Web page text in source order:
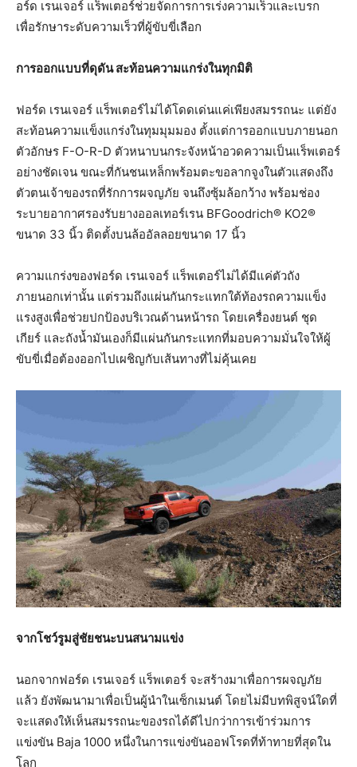
อร์ด เรนเจอร์ แร็พเตอร์ช่วยจัดการการเร่งความเร็วและเบรก
เพื่อรักษาระดับความเร็วที่ผู้ขับขี่เลือก
การออกแบบที่ดุดัน สะท้อนความแกร่งในทุกมิติ
ฟอร์ด เรนเจอร์ แร็พเตอร์ไม่ได้โดดเด่นแค่เพียงสมรรถนะ แต่ยัง
สะท้อนความแข็งแกร่งในทุมมุมมอง ตั้งแต่การออกแบบภายนอก
ตัวอักษร F-O-R-D ตัวหนาบนกระจังหน้าอวดความเป็นแร็พเตอร์
อย่างชัดเจน ขณะที่กันชนเหล็กพร้อมตะขอลากจูงในตัวแสดงถึง
ตัวตนเจ้าของรถที่รักการผจญภัย จนถึงซุ้มล้อกว้าง พร้อมช่อง
ระบายอากาศรองรับยางออลเทอร์เรน BFGoodrich® KO2®
ขนาด 33 นิ้ว ติดตั้งบนล้ออัลลอยขนาด 17 นิ้ว
ความแกร่งของฟอร์ด เรนเจอร์ แร็พเตอร์ไม่ได้มีแค่ตัวถัง
ภายนอกเท่านั้น แต่รวมถึงแผ่นกันกระแทกใต้ท้องรถความแข็ง
แรงสูงเพื่อช่วยปกป้องบริเวณด้านหน้ารถ โดยเครื่องยนต์ ชุด
เกียร์ และถังน้ำมันเองก็มีแผ่นกันกระแทกที่มอบความมั่นใจให้ผู้
ขับขี่เมื่อต้องออกไปเผชิญกับเส้นทางที่ไม่คุ้นเคย
จากโชว์รูมสู่ชัยชนะบนสนามแข่ง
นอกจากฟอร์ด เรนเจอร์ แร็พเตอร์ จะสร้างมาเพื่อการผจญภัย
แล้ว ยังพัฒนามาเพื่อเป็นผู้นำในเซ็กเมนต์ โดยไม่มีบทพิสูจน์ใดที่
จะแสดงให้เห็นสมรรถนะของรถได้ดีไปกว่าการเข้าร่วมการ
แข่งขัน Baja 1000 หนึ่งในการแข่งขันออฟโรดที่ท้าทายที่สุดใน
โลก